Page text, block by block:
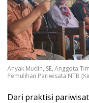
Ahyak Mudin, SE, Anggota
Pemulihan Pariwisata NTB
Dari praktisi